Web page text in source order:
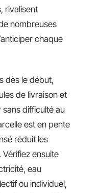
rivalisent
nombreuses
chaque
dès le début,
de livraison et
difficulté au
est en pente
réduit les
ensuite
eau
ou individuel,